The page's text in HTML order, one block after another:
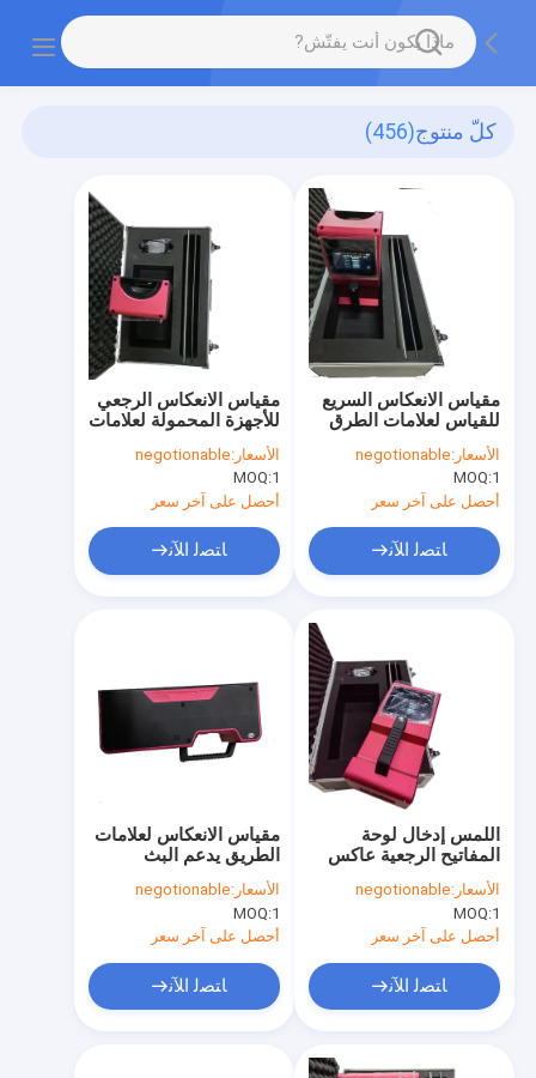
كلّ منتوج(456)
مقياس الانعكاس الرجعي
للأجهزة المحمولة لعلامات
الطرق OEM
الأسعار:negotionable
MOQ:1
أحصل على آخر سعر
ﺎﺘﺼﻟ ﺍﻶﻧ
مقياس الانعكاس السريع
للقياس لعلامات الطرق
المحمولة
الأسعار:negotionable
MOQ:1
أحصل على آخر سعر
ﺎﺘﺼﻟ ﺍﻶﻧ
مقياس الانعكاس لعلامات
الطريق يدعم البث
الصوتي في الوقت
الحقيقي
الأسعار:negotionable
MOQ:1
أحصل على آخر سعر
ﺎﺘﺼﻟ ﺍﻶﻧ
اللمس إدخال لوحة
المفاتيح الرجعية عاكس
متر لعلامات الطريق
الأسعار:negotionable
MOQ:1
أحصل على آخر سعر
ﺎﺘﺼﻟ ﺍﻶﻧ